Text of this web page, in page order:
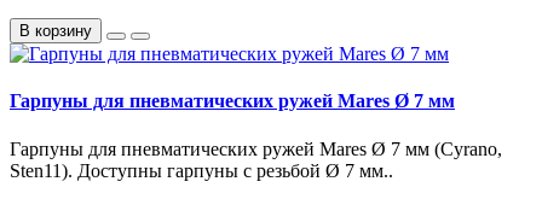
В корзину
Гарпуны для пневматических ружей Mares Ø 7 мм
Гарпуны для пневматических ружей Mares Ø 7 мм (Cyrano,
Sten11). Доступны гарпуны с резьбой Ø 7 мм..